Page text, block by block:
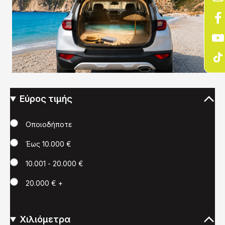
Εύρος τιμής
ΤιμήΟποιοδήποτε
Έως 10.000 €
10.001 - 20.000 €
20.000 € +
Χιλιόμετρα